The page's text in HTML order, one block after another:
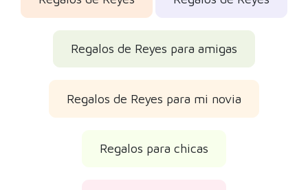
Regalos de Reyes para amigas
Regalos de Reyes para mi novia
Regalos para chicas